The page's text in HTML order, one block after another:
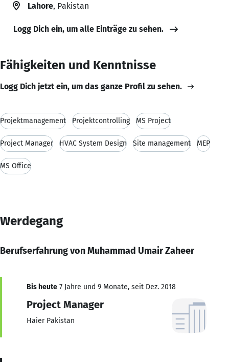
Lahore, Pakistan
Logg Dich ein, um alle Einträge zu sehen.
Fähigkeiten und Kenntnisse
Logg Dich jetzt ein, um das ganze Profil zu sehen.
Projektmanagement Projektcontrolling MS Project
Project Manager HVAC System Design Site management MEP
MS Office
Werdegang
Berufserfahrung von Muhammad Umair Zaheer
Bis heute 7 Jahre und 9 Monate, seit Dez. 2018
Project Manager
Haier Pakistan